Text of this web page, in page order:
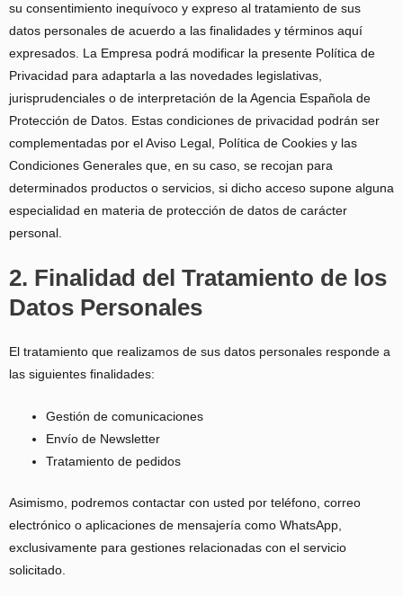
su consentimiento inequívoco y expreso al tratamiento de sus
datos personales de acuerdo a las finalidades y términos aquí
expresados. La Empresa podrá modificar la presente Política de
Privacidad para adaptarla a las novedades legislativas,
jurisprudenciales o de interpretación de la Agencia Española de
Protección de Datos. Estas condiciones de privacidad podrán ser
complementadas por el Aviso Legal, Política de Cookies y las
Condiciones Generales que, en su caso, se recojan para
determinados productos o servicios, si dicho acceso supone alguna
especialidad en materia de protección de datos de carácter
personal.
2. Finalidad del Tratamiento de los
Datos Personales
El tratamiento que realizamos de sus datos personales responde a
las siguientes finalidades:
Gestión de comunicaciones
Envío de Newsletter
Tratamiento de pedidos
Asimismo, podremos contactar con usted por teléfono, correo
electrónico o aplicaciones de mensajería como WhatsApp,
exclusivamente para gestiones relacionadas con el servicio
solicitado.